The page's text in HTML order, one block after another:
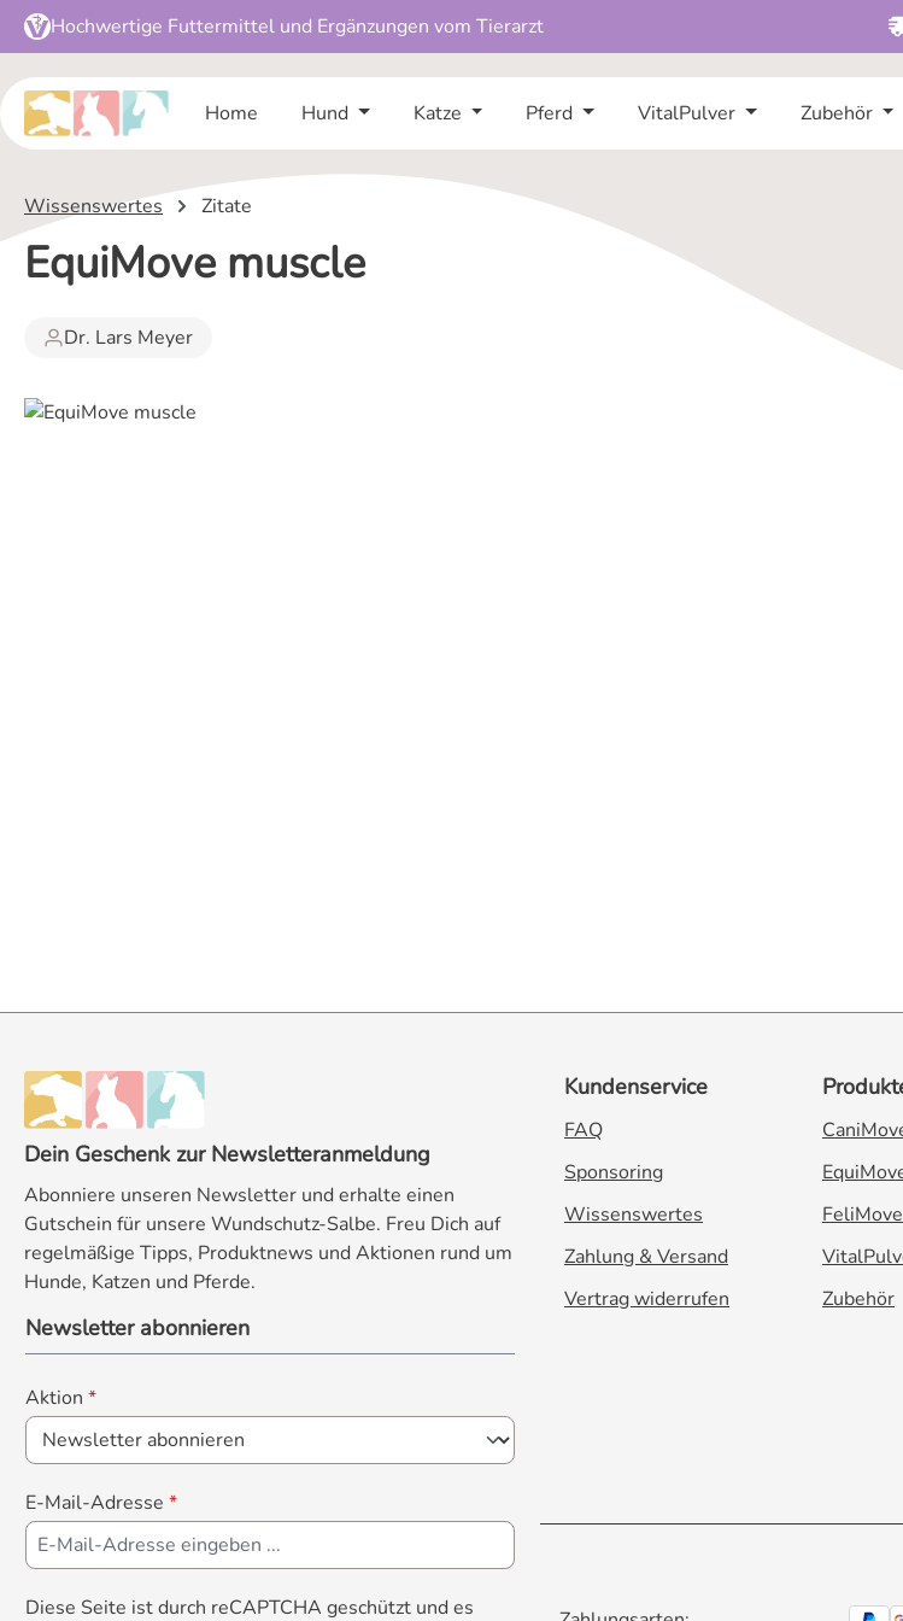
Hauptinhalt springen
Zur Suche springen
Zur Hauptnavigation springen
Hochwertige Futtermittel und Ergänzungen vom Tierarzt
Home Hund Katze Pferd VitalPulver Zubehör
Wissenswertes Zitate
EquiMove muscle
Dr. Lars Meyer
Dein Geschenk zur Newsletteranmeldung
Abonniere unseren Newsletter und erhalte einen
Gutschein für unsere Wundschutz-Salbe. Freu Dich auf
regelmäßige Tipps, Produktnews und Aktionen rund um
Hunde, Katzen und Pferde.
Newsletter abonnieren
Aktion *
E-Mail-Adresse *
Diese Seite ist durch reCAPTCHA geschützt und es
Kundenservice
FAQ
Sponsoring
Wissenswertes
Zahlung & Versand
Vertrag widerrufen
FeliMove
Zubehör